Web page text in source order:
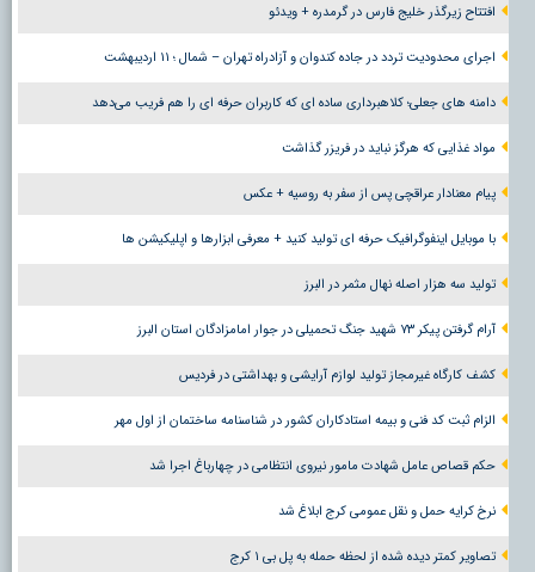
افتتاح زیرگذر خلیج فارس در گرمدره + ویدئو
اجرای محدودیت تردد در جاده کندوان و آزادراه تهران – شمال ؛ ١١ اردیبهشت
دامنه های جعلی؛ کلاهبرداری ساده ای که کاربران حرفه ای را هم فریب می‌دهد
مواد غذایی که هرگز نباید در فریزر گذاشت
پیام معنادار عراقچی پس از سفر به روسیه + عکس
با موبایل اینفوگرافیک حرفه ای تولید کنید + معرفی ابزارها و اپلیکیشن ها
تولید سه هزار اصله نهال مثمر در البرز
آرام گرفتن پیکر ۷۳ شهید جنگ تحمیلی در جوار امامزادگان استان البرز
کشف کارگاه غیرمجاز تولید لوازم آرایشی و بهداشتی در فردیس
الزام ثبت کد فنی و بیمه استادکاران کشور در شناسنامه ساختمان از اول مهر
حکم قصاص عامل شهادت مامور نیروی انتظامی در چهارباغ اجرا شد
نرخ کرایه حمل و نقل عمومی کرج ابلاغ شد
تصاویر کمتر دیده شده از لحظه حمله به پل بی ۱ کرج